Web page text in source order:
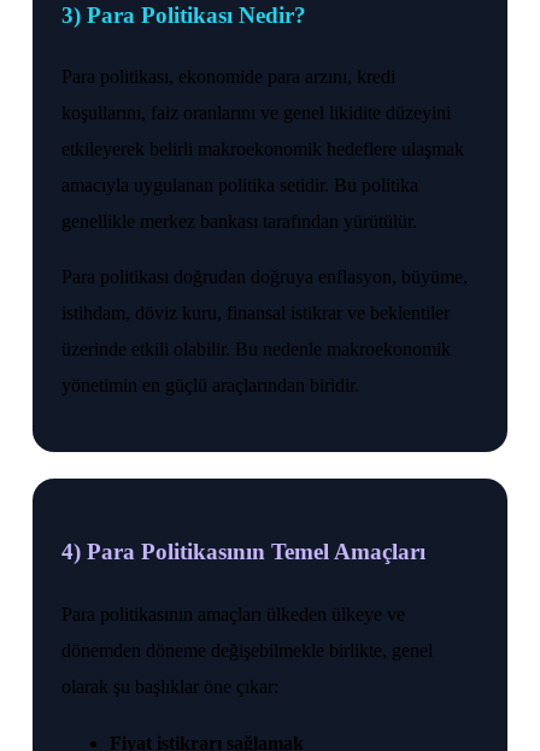
3) Para Politikası Nedir?
Para politikası, ekonomide para arzını, kredi
koşullarını, faiz oranlarını ve genel likidite düzeyini
etkileyerek belirli makroekonomik hedeflere ulaşmak
amacıyla uygulanan politika setidir. Bu politika
genellikle merkez bankası tarafından yürütülür.
Para politikası doğrudan doğruya enflasyon, büyüme,
istihdam, döviz kuru, finansal istikrar ve beklentiler
üzerinde etkili olabilir. Bu nedenle makroekonomik
yönetimin en güçlü araçlarından biridir.
4) Para Politikasının Temel Amaçları
Para politikasının amaçları ülkeden ülkeye ve
dönemden döneme değişebilmekle birlikte, genel
olarak şu başlıklar öne çıkar:
Fiyat istikrarı sağlamak